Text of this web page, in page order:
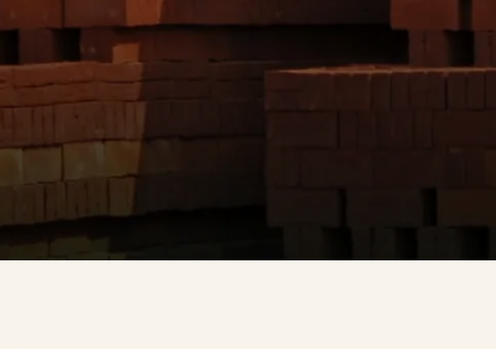
Etsi